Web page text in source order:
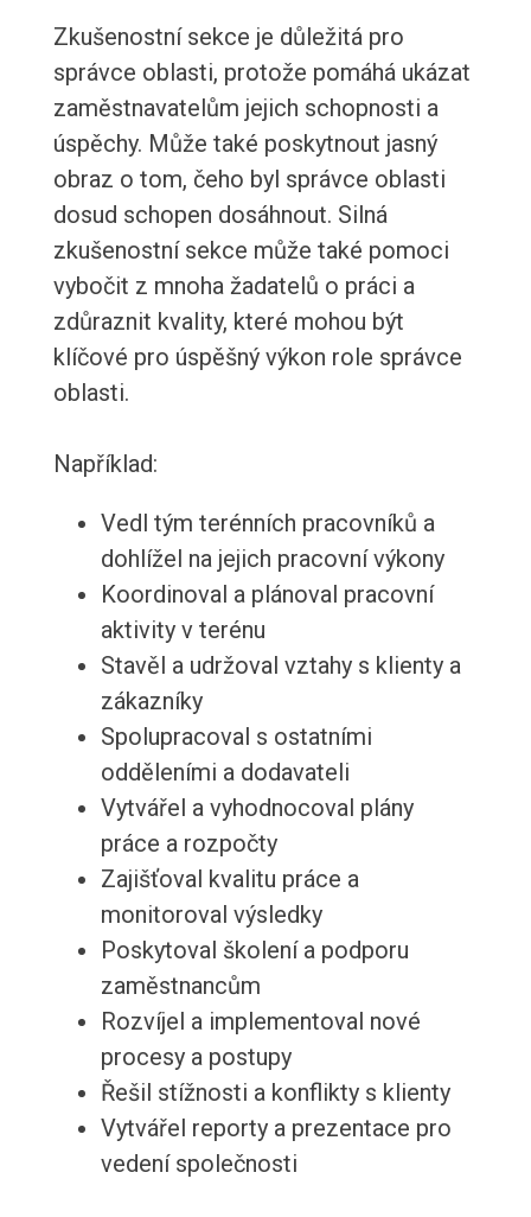
Zkušenostní sekce je důležitá pro
správce oblasti, protože pomáhá ukázat
zaměstnavatelům jejich schopnosti a
úspěchy. Může také poskytnout jasný
obraz o tom, čeho byl správce oblasti
dosud schopen dosáhnout. Silná
zkušenostní sekce může také pomoci
vybočit z mnoha žadatelů o práci a
zdůraznit kvality, které mohou být
klíčové pro úspěšný výkon role správce
oblasti.
Například:
Vedl tým terénních pracovníků a
dohlížel na jejich pracovní výkony
Koordinoval a plánoval pracovní
aktivity v terénu
Stavěl a udržoval vztahy s klienty a
zákazníky
Spolupracoval s ostatními
odděleními a dodavateli
Vytvářel a vyhodnocoval plány
práce a rozpočty
Zajišťoval kvalitu práce a
monitoroval výsledky
Poskytoval školení a podporu
zaměstnancům
Rozvíjel a implementoval nové
procesy a postupy
Řešil stížnosti a konflikty s klienty
Vytvářel reporty a prezentace pro
vedení společnosti